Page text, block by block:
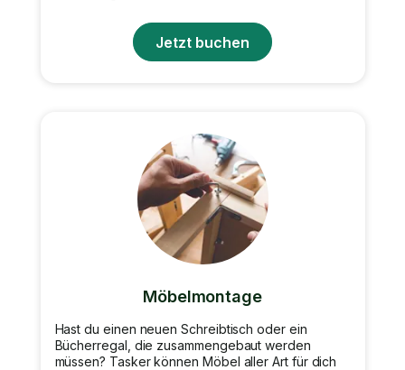
Jetzt buchen
Möbelmontage
Hast du einen neuen Schreibtisch oder ein
Bücherregal, die zusammengebaut werden
müssen? Tasker können Möbel aller Art für dich